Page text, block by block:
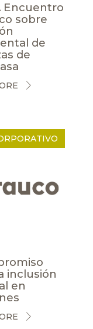
Encuentro
sobre
de
de
inclusión
en